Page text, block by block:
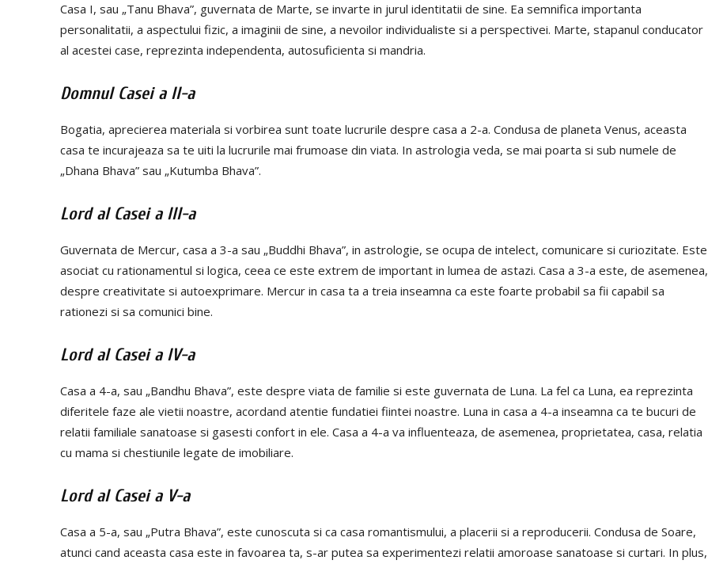
Casa I, sau „Tanu Bhava”, guvernata de Marte, se invarte in jurul identitatii de sine. Ea semnifica importanta
personalitatii, a aspectului fizic, a imaginii de sine, a nevoilor individualiste si a perspectivei. Marte, stapanul conducator
al acestei case, reprezinta independenta, autosuficienta si mandria.
Domnul Casei a II-a
Bogatia, aprecierea materiala si vorbirea sunt toate lucrurile despre casa a 2-a. Condusa de planeta Venus, aceasta
casa te incurajeaza sa te uiti la lucrurile mai frumoase din viata. In astrologia veda, se mai poarta si sub numele de
„Dhana Bhava” sau „Kutumba Bhava”.
Lord al Casei a III-a
Guvernata de Mercur, casa a 3-a sau „Buddhi Bhava”, in astrologie, se ocupa de intelect, comunicare si curiozitate. Este
asociat cu rationamentul si logica, ceea ce este extrem de important in lumea de astazi. Casa a 3-a este, de asemenea,
despre creativitate si autoexprimare. Mercur in casa ta a treia inseamna ca este foarte probabil sa fii capabil sa
rationezi si sa comunici bine.
Lord al Casei a IV-a
Casa a 4-a, sau „Bandhu Bhava”, este despre viata de familie si este guvernata de Luna. La fel ca Luna, ea reprezinta
diferitele faze ale vietii noastre, acordand atentie fundatiei fiintei noastre. Luna in casa a 4-a inseamna ca te bucuri de
relatii familiale sanatoase si gasesti confort in ele. Casa a 4-a va influenteaza, de asemenea, proprietatea, casa, relatia
cu mama si chestiunile legate de imobiliare.
Lord al Casei a V-a
Casa a 5-a, sau „Putra Bhava”, este cunoscuta si ca casa romantismului, a placerii si a reproducerii. Condusa de Soare,
atunci cand aceasta casa este in favoarea ta, s-ar putea sa experimentezi relatii amoroase sanatoase si curtari. In plus,